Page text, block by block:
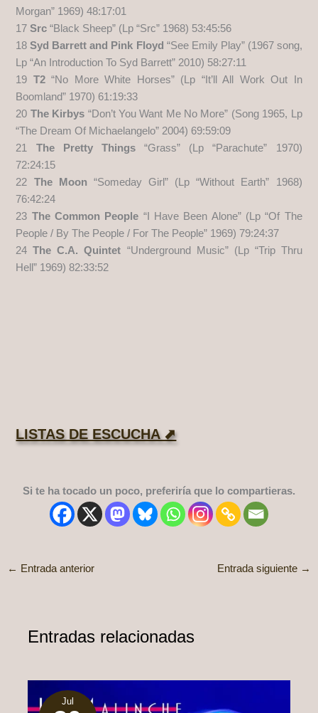
Morgan” 1969) 48:17:01
17Src “Black Sheep” (Lp “Src” 1968) 53:45:56
18Syd Barrett and Pink Floyd “See Emily Play” (1967 song,
Lp “An Introduction To Syd Barrett” 2010) 58:27:11
19 T2“No More White Horses” (Lp “It’ll All Work Out In
Boomland” 1970) 61:19:33
20 The Kirbys “Don’t You Want Me No More” (Song 1965, Lp
“The Dream Of Michaelangelo” 2004) 69:59:09
21 The Pretty Things“Grass” (Lp “Parachute” 1970)
72:24:15
22 The Moon “Someday Girl” (Lp “Without Earth” 1968)
76:42:24
23 The Common People “I Have Been Alone” (Lp “Of The
People / By The People / For The People” 1969) 79:24:37
24The C.A. Quintet “Underground Music” (Lp “Trip Thru
Hell” 1969) 82:33:52
LISTAS DE ESCUCHA ⬈
Si te ha tocado un poco, preferiría que lo compartieras.
← Entrada anterior Entrada siguiente →
Entradas relacionadas
Jul